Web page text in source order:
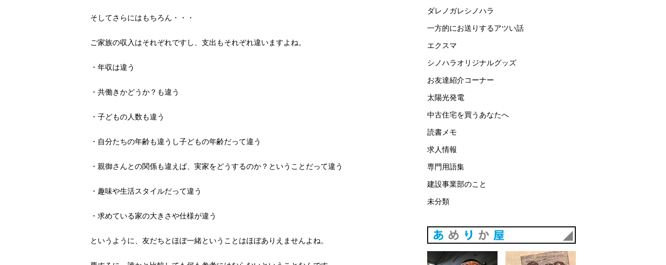
そしてさらにはもちろん・・・
ご家族の収入はそれぞれですし、支出もそれぞれ違いますよね。
・年収は違う
・共働きかどうか？も違う
・子どもの人数も違う
・自分たちの年齢も違うし子どもの年齢だって違う
・親御さんとの関係も違えば、実家をどうするのか？ということだって違う
・趣味や生活スタイルだって違う
・求めている家の大きさや仕様が違う
というように、友だちとほぼ一緒ということはほぼありえませんよね。
ダレノガレシノハラ
一方的にお送りするアツい話
エクスマ
シノハラオリジナルグッズ
お友達紹介コーナー
太陽光発電
中古住宅を買うあなたへ
読書メモ
求人情報
専門用語集
建設事業部のこと
未分類
あめりか屋WEBサイト